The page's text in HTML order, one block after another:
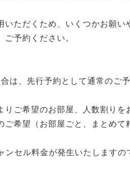
いただくため、いくつかお願い
ご予約ください。
は、先行予約として通常のご
りご希望のお部屋、人数割りを
ご希望（お部屋ごと、まとめて
セル料金が発生いたしますの